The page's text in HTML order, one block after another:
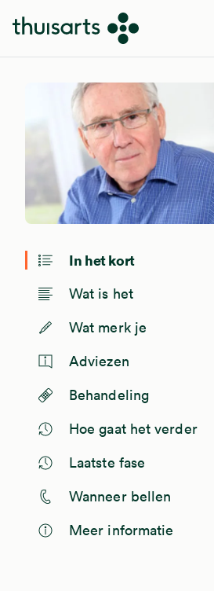
Overslaan en naar de inhoud gaan
In het kort
Wat is het
Wat merk je
Adviezen
Behandeling
Hoe gaat het verder
Laatste fase
Wanneer bellen
Meer informatie